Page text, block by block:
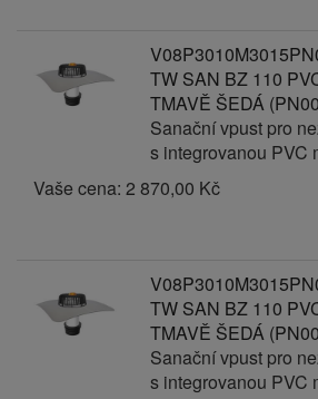
TW SAN BZ 110
TMAVĚ ŠEDÁ
Sanační vpust pro
s integrovanou PVC
Vaše cena: 2 870,00 Kč
TW SAN BZ 110
TMAVĚ ŠEDÁ
Sanační vpust pro
s integrovanou PVC